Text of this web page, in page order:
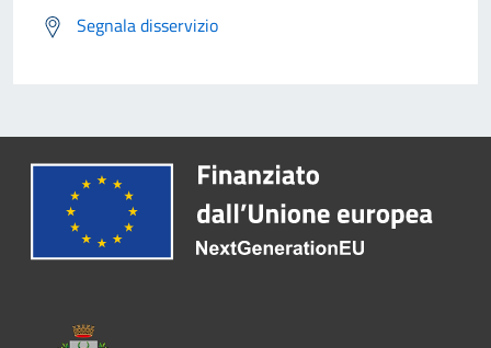
Segnala disservizio